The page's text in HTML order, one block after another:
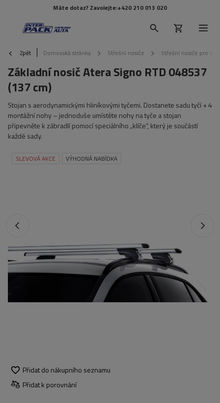
Máte dotaz? Zavolejte:+420 210 013 020
Zpět Domovská stránka Střešní nosiče Střešní nosiče pro lišty
Základní nosič Atera Signo RTD 048537
(137 cm)
Stojan s aerodynamickými hliníkovými tyčemi. Dostanete sadu tyčí + 4
montážní nohy – jednoduše umístěte nohy na tyče a stojan
připevněte k zábradlí pomocí speciálního „klíče“, který je součástí
každé sady.
SLEVOVÁ AKCE VÝHODNÁ NABÍDKA
Přidat do nákupního seznamu
Přidat k porovnání